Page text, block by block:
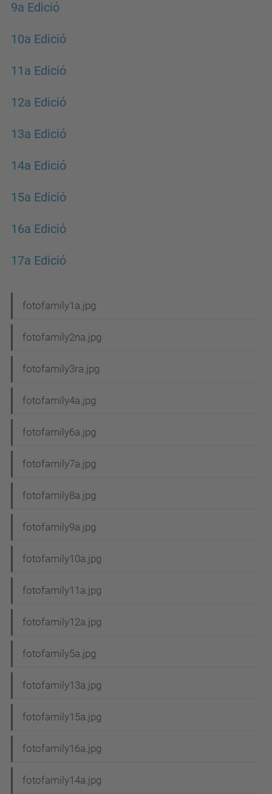
9a Edició
10a Edició
11a Edició
12a Edició
13a Edició
14a Edició
15a Edició
16a Edició
17a Edició
a
v
g
a
i
ó
fotofamily1a.jpg
fotofamily2na.jpg
fotofamily3ra.jpg
fotofamily4a.jpg
fotofamily6a.jpg
fotofamily7a.jpg
fotofamily8a.jpg
fotofamily9a.jpg
fotofamily10a.jpg
fotofamily11a.jpg
fotofamily12a.jpg
fotofamily5a.jpg
fotofamily13a.jpg
fotofamily15a.jpg
fotofamily16a.jpg
fotofamily14a.jpg